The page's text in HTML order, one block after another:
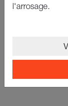
l'arrosage.